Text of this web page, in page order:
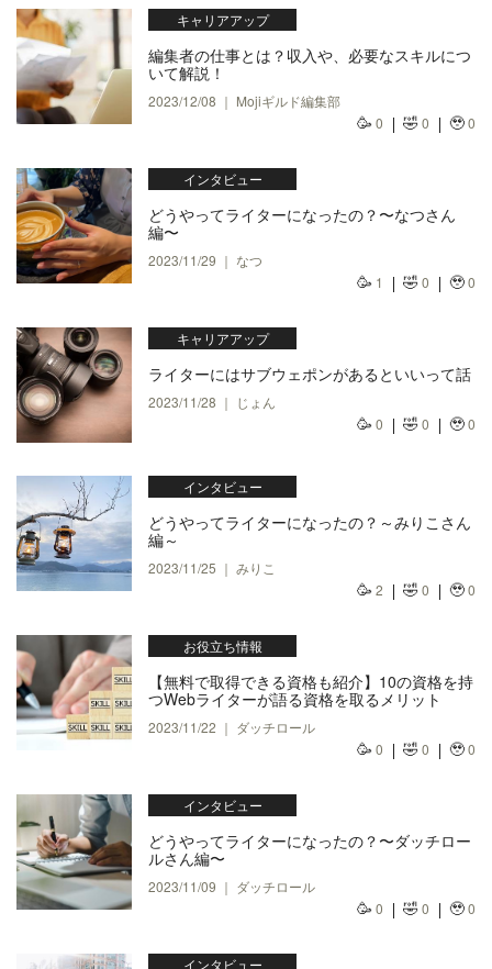
キャリアアップ
編集者の仕事とは？収入や、必要なスキルにつ
いて解説！
2023/12/08 ｜ Mojiギルド編集部
🥳 0 🤣0 🥹0
インタビュー
どうやってライターになったの？〜なつさん
編〜
2023/11/29 ｜ なつ
🥳 1 🤣0 🥹0
キャリアアップ
ライターにはサブウェポンがあるといいって話
2023/11/28 ｜ じょん
🥳 0 🤣0 🥹0
インタビュー
どうやってライターになったの？～みりこさん
編～
2023/11/25 ｜ みりこ
🥳 2 🤣0 🥹0
お役立ち情報
【無料で取得できる資格も紹介】10の資格を持
つWebライターが語る資格を取るメリット
2023/11/22 ｜ ダッチロール
🥳 0 🤣0 🥹0
インタビュー
どうやってライターになったの？〜ダッチロー
ルさん編〜
2023/11/09 ｜ ダッチロール
🥳 0 🤣0 🥹0
インタビュー